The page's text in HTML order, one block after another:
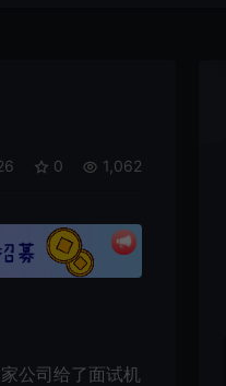
0 1,062
公司给了面试机